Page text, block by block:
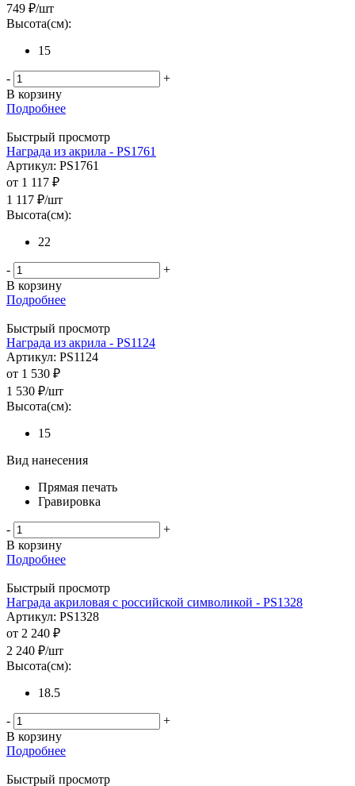
749 ₽/шт
Высота(см):
15
-
+
В корзину
Подробнее
Быстрый просмотр
Награда из акрила - PS1761
Артикул: PS1761
от 1 117 ₽
1 117 ₽/шт
Высота(см):
22
-
+
В корзину
Подробнее
Быстрый просмотр
Награда из акрила - PS1124
Артикул: PS1124
от 1 530 ₽
1 530 ₽/шт
Высота(см):
15
Вид нанесения
Прямая печать
Гравировка
-
+
В корзину
Подробнее
Быстрый просмотр
Награда акриловая с российской символикой - PS1328
Артикул: PS1328
от 2 240 ₽
2 240 ₽/шт
Высота(см):
18.5
-
+
В корзину
Подробнее
Быстрый просмотр